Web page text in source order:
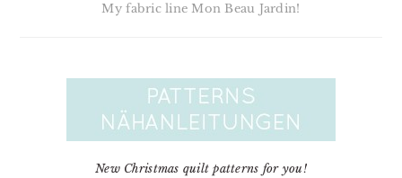
My fabric line Mon Beau Jardin!
New Christmas quilt patterns for you!